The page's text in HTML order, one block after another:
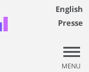
English
Presse
MENU